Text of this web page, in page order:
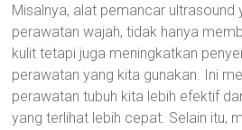
Misalnya, alat pemancar ultrasound
perawatan wajah, tidak hanya
kulit tetapi juga meningkatkan
perawatan yang kita gunakan. Ini
perawatan tubuh kita lebih efektif
yang terlihat lebih cepat. Selain itu,